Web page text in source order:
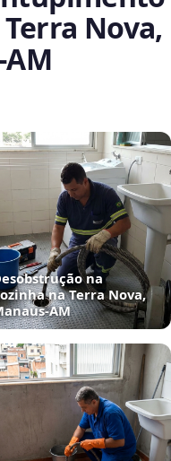
Nova,
na
na Terra Nova,